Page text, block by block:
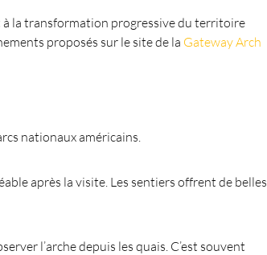
à la transformation progressive du territoire
proposés sur le site de la Gateway Arch
nationaux américains.
après la visite. Les sentiers offrent de belles
l’arche depuis les quais. C’est souvent